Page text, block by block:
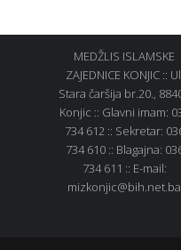
MEDŽLIS ISLAMSKE
ZAJEDNICE KONJIC ::
Stara čaršija br.20.,
Konjic :: Glavni imam:
734 612 :: Sekretar:
734 610 :: Blagajna:
734 611 :: E-mail:
mizkonjic@bih.net.ba